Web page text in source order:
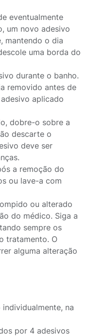
eventualmente
um novo adesivo
mantendo o dia
uma borda do
durante o banho.
removido antes de
aplicado
dobre-o sobre a
descarte o
deve ser
a remoção do
ou lave-a com
ou alterado
do médico. Siga a
sempre os
tratamento. O
alguma alteração
na
por 4 adesivos